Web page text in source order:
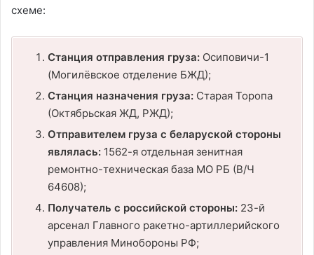
схеме:
Станция отправления груза: Осиповичи-1
(Могилёвское отделение БЖД);
Станция назначения груза: Старая Торопа
(Октябрьская ЖД, РЖД);
Отправителем груза с беларуской стороны
являлась: 1562-я отдельная зенитная
ремонтно-техническая база МО РБ (В/Ч
64608);
Получатель с российской стороны: 23-й
арсенал Главного ракетно-артиллерийского
управления Минобороны РФ;